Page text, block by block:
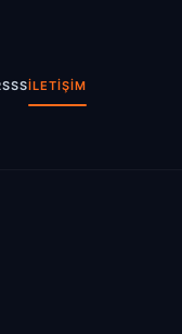
SSSİLETİŞİM